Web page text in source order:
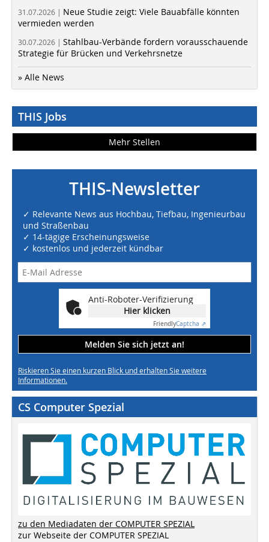
31.07.2026 | Neue Studie zeigt: Viele Bauabfälle könnten
vermieden werden
30.07.2026 | Stahlbau-Verbände fordern vorausschauende
Strategie für Brücken und Verkehrsnetze
» Alle News
THIS Jobs
Mehr Stellen
THIS-Newsletter
✓ Relevante News aus Hochbau, Tiefbau, Ingenieurbau
und Straßenbau
✓ 14-tägige Erscheinungsweise
✓ kostenlos und jederzeit kündbar
Anti-Roboter-Verifizierung
Hier klicken
FriendlyCaptcha ⇗
Melden Sie sich jetzt an!
Riskieren Sie einen kurzen Blick und erhalten Sie weitere
Informationen.
CS Computer Spezial
zu den Mediadaten der COMPUTER SPEZIAL
zur Webseite der COMPUTER SPEZIAL